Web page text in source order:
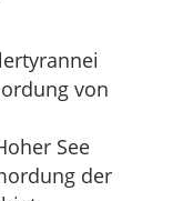
von
See
der